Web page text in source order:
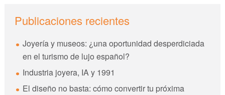
Publicaciones recientes
Joyería y museos: ¿una oportunidad desperdiciada
en el turismo de lujo español?
Industria joyera, IA y 1991
El diseño no basta: cómo convertir tu próxima